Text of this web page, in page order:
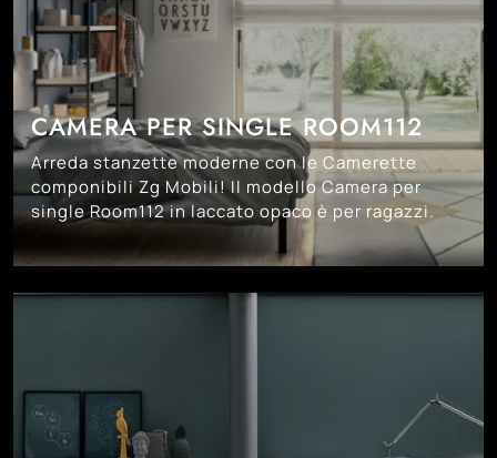
CAMERA PER SINGLE ROOM112
Arreda stanzette moderne con le Camerette
componibili Zg Mobili! Il modello Camera per
single Room112 in laccato opaco è per ragazzi.